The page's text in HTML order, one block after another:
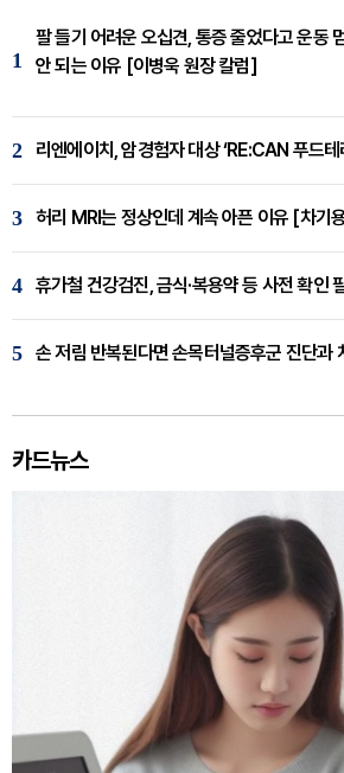
1
팔 들기 어려운 오십견, 통증 줄었다고 운동
안 되는 이유 [이병욱 원장 칼럼]
2 리엔에이치, 암경험자 대상 ‘RE:CAN 푸드테
3 허리 MRI는 정상인데 계속 아픈 이유 [차기
4 휴가철 건강검진, 금식·복용약 등 사전 확인
5
카드뉴스